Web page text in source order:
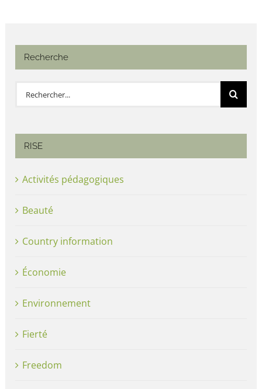
Recherche
Rechercher:
RISE
Activités pédagogiques
Beauté
Country information
Économie
Environnement
Fierté
Freedom